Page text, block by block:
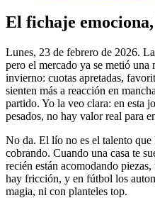
El fichaje
Lunes, 23 de febrero de 2026.
pero el mercado ya se metió una
invierno: cuotas apretadas,
sienten más a reacción en
partido. Yo la veo clara: en esta
pesados, no hay valor real para
No da. El lío no es el talento que
cobrando. Cuando una casa te
recién están acomodando
hay fricción, y en fútbol los
magia, ni con planteles top.